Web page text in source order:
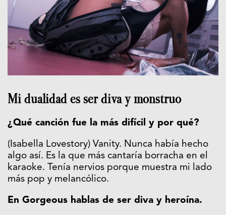
Mi dualidad es ser diva y monstruo
¿Qué canción fue la más difícil y por qué?
(Isabella Lovestory) Vanity. Nunca había hecho
algo así. Es la que más cantaría borracha en el
karaoke. Tenía nervios porque muestra mi lado
más pop y melancólico.
En Gorgeous hablas de ser diva y heroína.